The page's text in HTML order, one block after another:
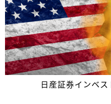
日産証券インベ